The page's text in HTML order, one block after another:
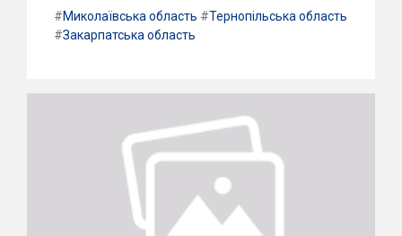
#Миколаївська область #Тернопільська область
#Закарпатська область